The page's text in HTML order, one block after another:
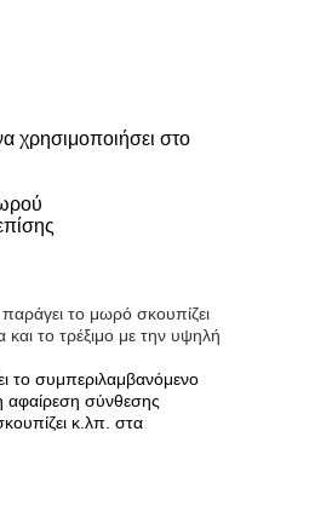
χρησιμοποιήσει στο
το μωρό σκουπίζει
το τρέξιμο με την υψηλή
το συμπεριλαμβανόμενο
αφαίρεση σύνθεσης
κ.λπ. στα